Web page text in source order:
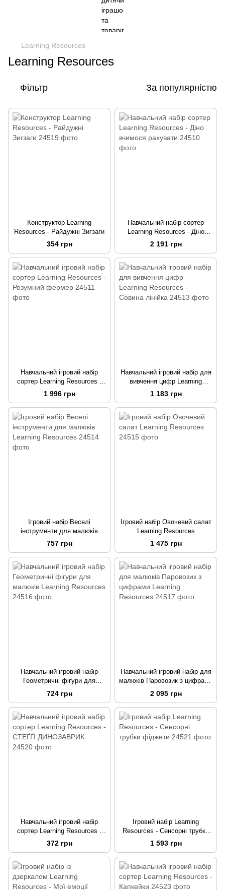
Learning Resources
Learning Resources
Фільтр За популярністю
Конструктор Learning
Resources - Райдужні Зигзаги
354 грн
Навчальний набір сортер
Learning Resources - Діно
вчимося рахувати
2 191 грн
Навчальний ігровий набір
сортер Learning Resources -
Розумний фермер
1 996 грн
Навчальний ігровий набір для
вивчення цифр Learning
Resources - Совина лінійка
1 183 грн
Ігровий набір Веселі
інструменти для малюків
Learning Resources
757 грн
Ігровий набір Овочевий салат
Learning Resources
1 475 грн
Навчальний ігровий набір
Геометричні фігури для
малюків Learning Resources
724 грн
Навчальний ігровий набір для
малюків Паровозик з цифрами
Learning Resources
2 095 грн
Навчальний ігровий набір
сортер Learning Resources -
СТЕҐҐІ ДИНОЗАВРИК
372 грн
Ігровий набір Learning
Resources - Сенсорні трубки
фіджети
1 593 грн